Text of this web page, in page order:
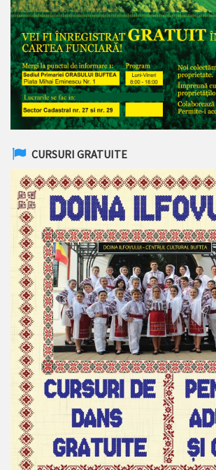
CURSURI GRATUITE